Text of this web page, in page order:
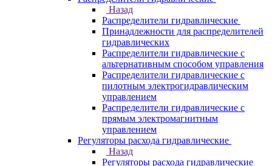
Назад
Распределители гидравлические
Принадлежности для распределителей
гидравлических
Распределители гидравлические с
альтернативным способом управления
Распределители гидравлические с
пилотным электрогидравлическим
управлением
Распределители гидравлические с
прямым электромагнитным
управлением
Регуляторы расхода гидравлические
Назад
Регуляторы расхода гидравлические